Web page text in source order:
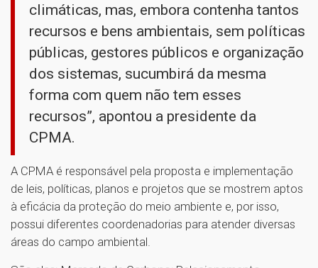
climáticas, mas, embora contenha tantos
recursos e bens ambientais, sem políticas
públicas, gestores públicos e organização
dos sistemas, sucumbirá da mesma
forma com quem não tem esses
recursos”, apontou a presidente da
CPMA.
A CPMA é responsável pela proposta e implementação
de leis, políticas, planos e projetos que se mostrem aptos
à eficácia da proteção do meio ambiente e, por isso,
possui diferentes coordenadorias para atender diversas
áreas do campo ambiental.